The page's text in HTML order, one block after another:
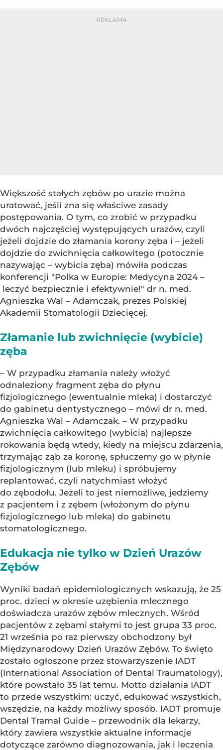
Większość stałych zębów po urazie można
uratować, jeśli zna się właściwe zasady
postępowania. O tym, co zrobić w przypadku
dwóch najczęściej występujących urazów, czyli
jeżeli dojdzie do złamania korony zęba i – jeżeli
dojdzie do zwichnięcia całkowitego (potocznie
nazywając – wybicia zęba) mówiła podczas
konferencji "Polka w Europie: Medycyna 2024 –
leczyć bezpiecznie i efektywnie!" dr n. med.
Agnieszka Wal – Adamczak, prezes Polskiej
Akademii Stomatologii Dziecięcej.
Złamanie lub zwichnięcie (wybicie)
zęba
– W przypadku złamania należy włożyć
odnaleziony fragment zęba do płynu
fizjologicznego (ewentualnie mleka) i dostarczyć
do gabinetu dentystycznego – mówi dr n. med.
Agnieszka Wal – Adamczak. – W przypadku
zwichnięcia całkowitego (wybicia) najlepsze
rokowania będą wtedy, kiedy na miejscu zdarzenia,
trzymając ząb za koronę, spłuczemy go w płynie
fizjologicznym (lub mleku) i spróbujemy
replantować, czyli natychmiast włożyć
do zębodołu. Jeżeli to jest niemożliwe, jedziemy
z pacjentem i z zębem (włożonym do płynu
fizjologicznego lub mleka) do gabinetu
stomatologicznego.
Edukacja nie tylko w Dzień Urazów
Zębów
Wyniki badań epidemiologicznych wskazują, że 25
proc. dzieci w okresie uzębienia mlecznego
doświadcza urazów zębów mlecznych. Wśród
pacjentów z zębami stałymi to jest grupa 33 proc.
21 września po raz pierwszy obchodzony był
Międzynarodowy Dzień Urazów Zębów. To święto
zostało ogłoszone przez stowarzyszenie IADT
(International Association of Dental Traumatology),
które powstało 35 lat temu. Motto działania IADT
to przede wszystkim: uczyć, edukować wszystkich,
wszędzie, na każdy możliwy sposób. IADT promuje
Dental Tramal Guide – przewodnik dla lekarzy,
który zawiera wszystkie aktualne informacje
dotyczące zarówno diagnozowania, jak i leczenia